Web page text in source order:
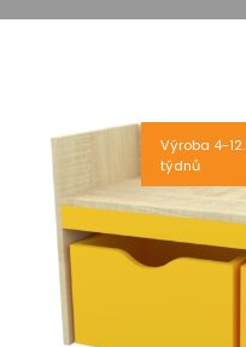
Výroba 4-12.
týdnů